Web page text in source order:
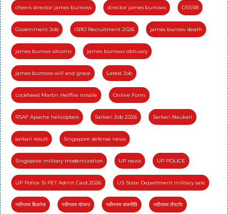
cheers director james burrows director james burrows DSSSB
Government Job ISRO Recruitment 2026 james burrow death
james burrow sitcoms james burrows obituary
james burrows will and grace Latest Job
Lockheed Martin Hellfire missile Online Form
RSAF Apache helicopters Sarkari Job 2026 Sarkari Naukari
sarkari result Singapore defense news
Singapore military modernization UP news UP POLICE
UP Police SI PET Admit Card 2026 US State Department military sale
नवीनतम बिज़नेस नवीनतम योजना नवीनतम राजनीति नवीनतम लैपटॉप